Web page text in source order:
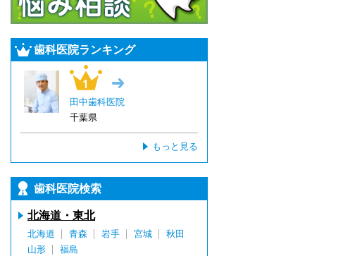
歯科医院ランキング
田中歯科医院
千葉県
もっと見る
歯科医院検索
北海道・東北
北海道 青森 岩手 宮城
秋田
山形
福島